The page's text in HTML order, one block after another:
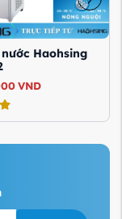
Haohsing
VND